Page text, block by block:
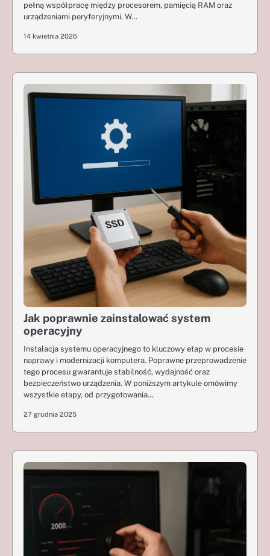
pełną współpracę między procesorem, pamięcią RAM oraz
urządzeniami peryferyjnymi. W…
14 kwietnia 2026
Jak poprawnie zainstalować system
operacyjny
Instalacja systemu operacyjnego to kluczowy etap w procesie
naprawy i modernizacji komputera. Poprawne przeprowadzenie
tego procesu gwarantuje stabilność, wydajność oraz
bezpieczeństwo urządzenia. W poniższym artykule omówimy
wszystkie etapy, od przygotowania…
27 grudnia 2025